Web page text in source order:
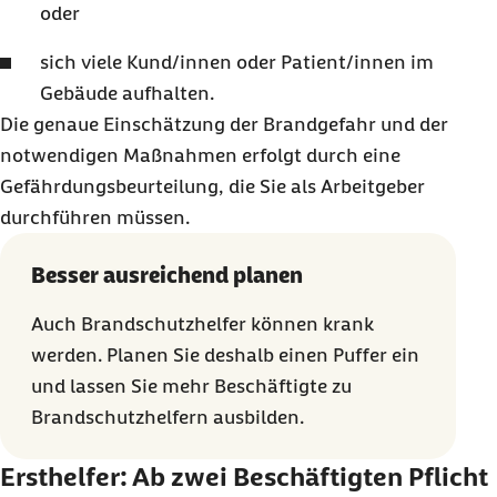
oder
sich viele Kund/innen oder Patient/innen im
Gebäude aufhalten.
Die genaue Einschätzung der Brandgefahr und der
notwendigen Maßnahmen erfolgt durch eine
Gefährdungsbeurteilung, die Sie als Arbeitgeber
durchführen müssen.
Besser ausreichend planen
Auch Brandschutzhelfer können krank
werden. Planen Sie deshalb einen Puffer ein
und lassen Sie mehr Beschäftigte zu
Brandschutzhelfern ausbilden.
Ersthelfer: Ab zwei Beschäftigten Pflicht